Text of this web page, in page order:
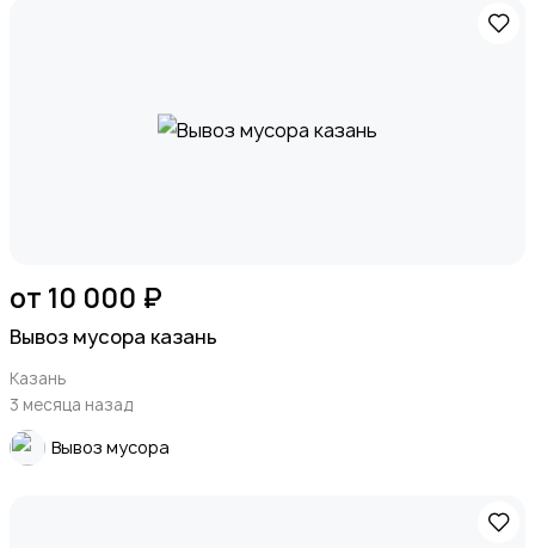
от 10 000 ₽
Вывоз мусора казань
Казань
3 месяца назад
Вывоз мусора